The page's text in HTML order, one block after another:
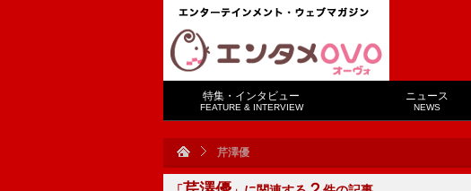
特集・インタビュー
FEATURE & INTERVIEW
ニュース
NEWS
芹澤優